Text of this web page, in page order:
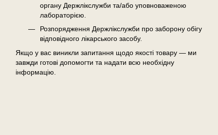
органу Держлікслужби та/або уповноваженою
лабораторією.
Розпорядження Держлікслужби про заборону обігу
відповідного лікарського засобу.
Якщо у вас виникли запитання щодо якості товару — ми
завжди готові допомогти та надати всю необхідну
інформацію.